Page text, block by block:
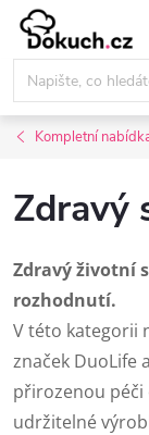
Přejít
obsah
Kompletní
Zdravý
Zdravý životní
rozhodnutí.
V této kategorii
značek DuoLifea
přirozenou
udržitelné